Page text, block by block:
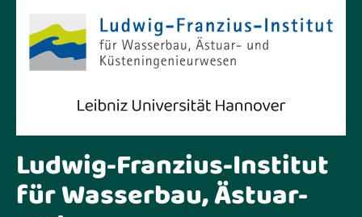
News & Workshops
Mission
Forschungsfragen
Institute
Publikationen
Outreach
In den Medien
Ludwig-Franzius-Institut
für Wasserbau, Ästuar-